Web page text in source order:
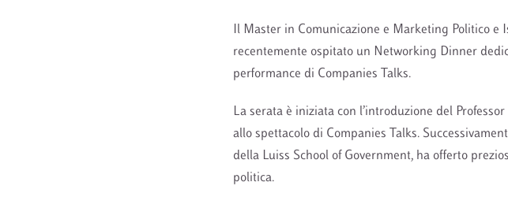
Il Master in Comunicazione e Marketing Politico e
recentemente ospitato un Networking Dinner
performance di Companies Talks.
La serata è iniziata con l’introduzione del
allo spettacolo di Companies Talks.
della Luiss School of Government, ha offerto
politica.